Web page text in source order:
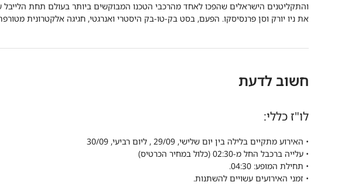
את ניו יורק וסן פרנסיסקו. הפעם, בסט בק-טו-בק היסטרי ואנרגטי, חגיגה אלקטרונית
חשוב לדעת
לו"ז כללי:
• האירוע מתקיים בלילה בין יום שלישי, 29/09 , ליום רביעי, 30/09
• עלייה ברכבל החל מ-02:30 (כלול במחיר הכרטיס)
• תחילת המופע: 04:30.
• זמני האירועים עשויים להשתנות.